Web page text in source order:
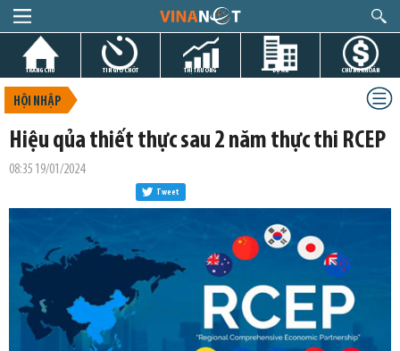
TRANG CHỦ TIN GIỜ CHÓT THỊ TRƯỜNG DỰ ÁN CHỨNG KHOÁN
HỘI NHẬP
Hiệu qủa thiết thực sau 2 năm thực thi RCEP
08:35 19/01/2024
Tweet